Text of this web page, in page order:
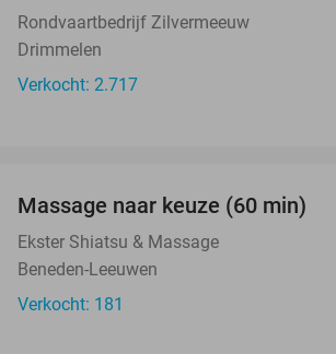
Rondvaartbedrijf Zilvermeeuw
Drimmelen
Verkocht: 2.717
Massage naar keuze (60 min)
Ekster Shiatsu & Massage
Beneden-Leeuwen
Verkocht: 181